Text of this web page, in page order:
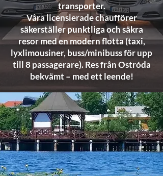
transporter.
Våra licensierade chaufförer
säkerställer punktliga och säkra
resor med en modern flotta (taxi,
lyxlimousiner, buss/minibuss för upp
till 8 passagerare). Res från Ostróda
bekvämt – med ett leende!